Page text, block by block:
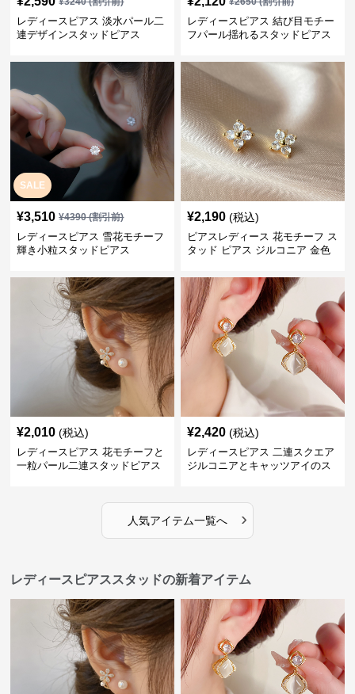
レディースピアス 淡水パール二
連デザインスタッドピアス
レディースピアス 結び目モチー
フパール揺れるスタッドピアス
SALE
¥3,510 ¥4390(割引前)
レディースピアス 雪花モチーフ
輝き小粒スタッドピアス
¥2,190 (税込)
ピアスレディース 花モチーフ ス
タッド ピアス ジルコニア 金色
¥2,010 (税込)
レディースピアス 花モチーフと
一粒パール二連スタッドピアス
¥2,420 (税込)
レディースピアス 二連スクエア
ジルコニアとキャッツアイのス
人気アイテム一覧へ ›
レディースピアススタッドの新着アイテム